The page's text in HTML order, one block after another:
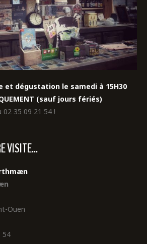
et dégustation le samedi à 15H30
(sauf jours fériés)
02 35 09 21 54 !
VISITE...
Ouen
54